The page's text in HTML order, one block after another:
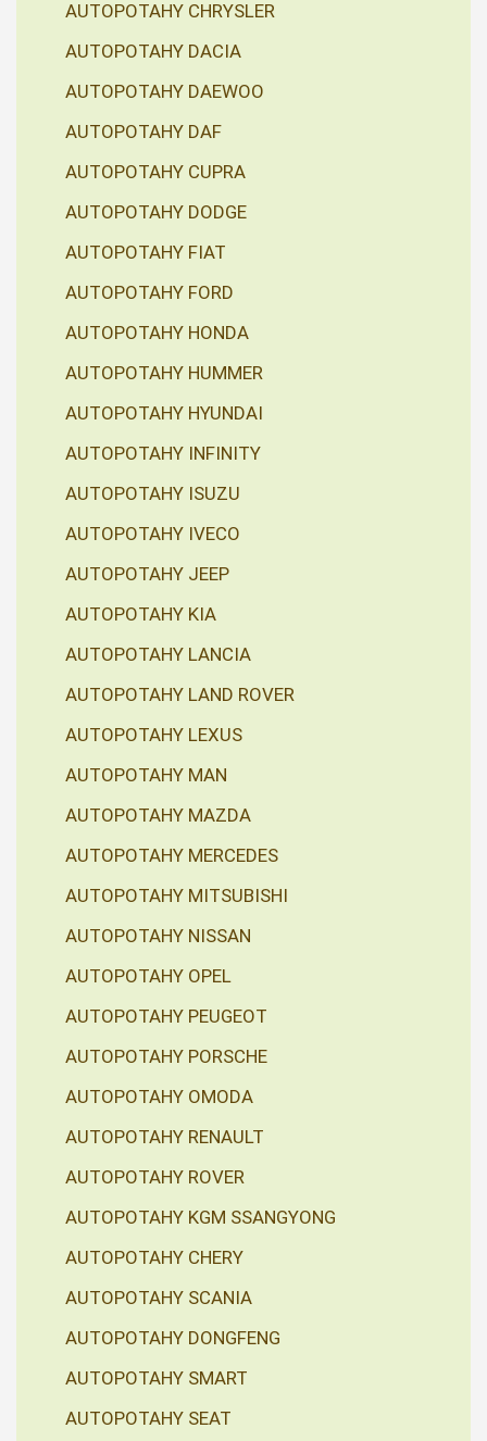
AUTOPOTAHY CHRYSLER
AUTOPOTAHY DACIA
AUTOPOTAHY DAEWOO
AUTOPOTAHY DAF
AUTOPOTAHY CUPRA
AUTOPOTAHY DODGE
AUTOPOTAHY FIAT
AUTOPOTAHY FORD
AUTOPOTAHY HONDA
AUTOPOTAHY HUMMER
AUTOPOTAHY HYUNDAI
AUTOPOTAHY INFINITY
AUTOPOTAHY ISUZU
AUTOPOTAHY IVECO
AUTOPOTAHY JEEP
AUTOPOTAHY KIA
AUTOPOTAHY LANCIA
AUTOPOTAHY LAND ROVER
AUTOPOTAHY LEXUS
AUTOPOTAHY MAN
AUTOPOTAHY MAZDA
AUTOPOTAHY MERCEDES
AUTOPOTAHY MITSUBISHI
AUTOPOTAHY NISSAN
AUTOPOTAHY OPEL
AUTOPOTAHY PEUGEOT
AUTOPOTAHY PORSCHE
AUTOPOTAHY OMODA
AUTOPOTAHY RENAULT
AUTOPOTAHY ROVER
AUTOPOTAHY KGM SSANGYONG
AUTOPOTAHY CHERY
AUTOPOTAHY SCANIA
AUTOPOTAHY DONGFENG
AUTOPOTAHY SMART
AUTOPOTAHY SEAT